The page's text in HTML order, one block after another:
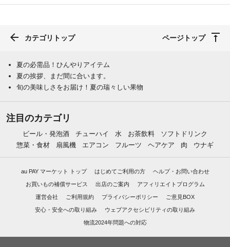
カテゴリトップ ページトップ
夏の必需品！ひんやりアイテム
夏の挨拶、まだ間に合います。
旬の美味しさをお届け！夏の瑞々しい果物
注目のカテゴリ
ビール・発泡酒 チューハイ 水 お茶飲料
ソフトドリンク
惣菜・食材
扇風機 エアコン フルーツ ヘアケア 肉 ウナギ
au PAY マーケット トップ はじめてご利用の方 ヘルプ・お問い合わせ
お買いもの補償サービス 出店のご案内 アフィリエイトプログラム
運営会社 ご利用規約 プライバシーポリシー ご意見BOX
安心・安全への取り組み ウェブアクセシビリティの取り組み
物流2024年問題への対応